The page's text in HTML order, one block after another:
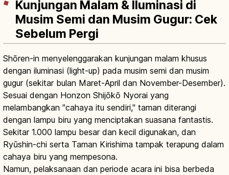
Kunjungan Malam & Iluminasi di
Musim Semi dan Musim Gugur: Cek
Sebelum Pergi
Shōren-in menyelenggarakan kunjungan malam khusus
dengan iluminasi (light-up) pada musim semi dan musim
gugur (sekitar bulan Maret-April dan November-Desember).
Sesuai dengan Honzon Shijōkō Nyorai yang
melambangkan "cahaya itu sendiri," taman diterangi
dengan lampu biru yang menciptakan suasana fantastis.
Sekitar 1.000 lampu besar dan kecil digunakan, dan
Ryūshin-chi serta Taman Kirishima tampak terapung dalam
cahaya biru yang mempesona.
Namun, pelaksanaan dan periode acara ini bisa berbeda